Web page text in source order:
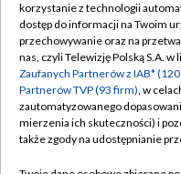
Abonament TVP
Emisja w TVP
Centrum informacji
Naziemna Telewizja
korzystanie z technologii
dostęp do informacji na Twoim
przechowywanie oraz na
nas, czyli Telewizję Polską S.A.
Zaufanych Partnerów z IAB*
Partnerów TVP (93 firm), w
zautomatyzowanego
mierzenia ich skuteczności) i
także zgody na udostępnianie